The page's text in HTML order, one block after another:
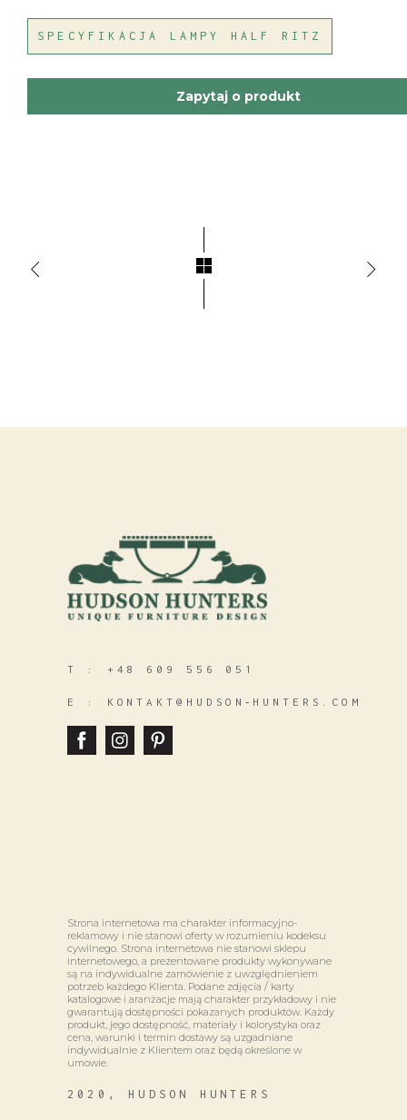
SPECYFIKACJA LAMPY HALF RITZ
Zapytaj o produkt
T : +48 609 556 051
E : KONTAKT@HUDSON‑HUNTERS.COM
Strona internetowa ma charakter informacyjno-
reklamowy i nie stanowi oferty w rozumieniu kodeksu
cywilnego. Strona internetowa nie stanowi sklepu
internetowego, a prezentowane produkty wykonywane
są na indywidualne zamówienie z uwzględnieniem
potrzeb każdego Klienta. Podane zdjęcia / karty
katalogowe i aranżacje mają charakter przykładowy i nie
gwarantują dostępności pokazanych produktów. Każdy
produkt, jego dostępność, materiały i kolorystyka oraz
cena, warunki i termin dostawy są uzgadniane
indywidualnie z Klientem oraz będą określone w
umowie.
2020, HUDSON HUNTERS